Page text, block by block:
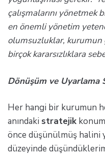
çalışmalarını
en önemli yönetim
olumsuzluklar, kurumun
birçok kararsızlıklara
Dönüşüm ve Uyarlama
Her hangi bir kurumun
anındaki stratejik
önce düşünülmüş halini
düzeyinde